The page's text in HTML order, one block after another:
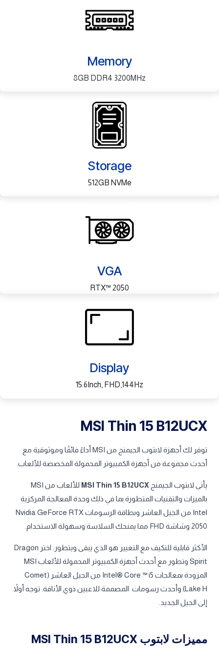
Memory
8GB DDR4 3200MHz
Storage
512GB NVMe
VGA
RTX™ 2050
Display
15.6Inch, FHD,144Hz
MSI Thin 15 B12UCX
توفر لك أجهزة لابتوب الجيمنج من MSI أداءً فائقًا وموثوقية مع
أحدث مجموعة من أجهزة الكمبيوتر المحمولة المخصصة للألعاب.
يأتى لابتوب الجيمنج MSI Thin 15 B12UCX
للألعاب من MSI
بالميزات والتقنيات المتطورة بما في ذلك وحدة المعالجة المركزية
Intel من الجيل العاشر وبطاقة الرسومات Nvidia GeForce RTX
2050 وشاشة FHD مما يمنحك السلاسة وسهولة الاستخدام.
الأكثر قابلية للتكيف مع التغيير هو الذي يبقى ويتطور. اختر Dragon
Spirit وتطور مع أحدث أجهزة الكمبيوتر المحمولة للألعاب MSI
المزودة بمعالجات Intel® Core ™ i5 من الجيل العاشر (Comet
Lake H) وأحدث رسومات المصممة للاعبين ذوي الأناقة. توجه أولاً
إلى الجيل الجديد.
مميزات لابتوب MSI Thin 15 B12UCX